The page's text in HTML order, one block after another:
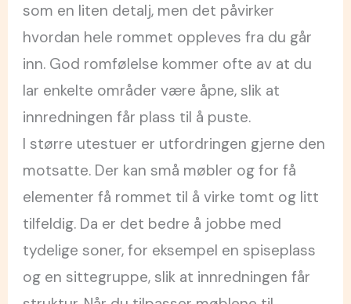
som en liten detalj, men det påvirker
hvordan hele rommet oppleves fra du går
inn. God romfølelse kommer ofte av at du
lar enkelte områder være åpne, slik at
innredningen får plass til å puste.
I større utestuer er utfordringen gjerne den
motsatte. Der kan små møbler og for få
elementer få rommet til å virke tomt og litt
tilfeldig. Da er det bedre å jobbe med
tydelige soner, for eksempel en spiseplass
og en sittegruppe, slik at innredningen får